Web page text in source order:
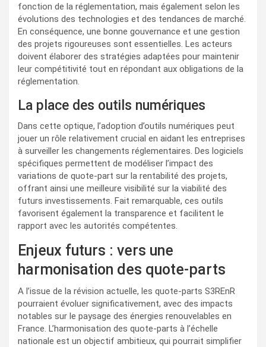
fonction de la réglementation, mais également selon les
évolutions des technologies et des tendances de marché.
En conséquence, une bonne gouvernance et une gestion
des projets rigoureuses sont essentielles. Les acteurs
doivent élaborer des stratégies adaptées pour maintenir
leur compétitivité tout en répondant aux obligations de la
réglementation.
La place des outils numériques
Dans cette optique, l’adoption d’outils numériques peut
jouer un rôle relativement crucial en aidant les entreprises
à surveiller les changements réglementaires. Des logiciels
spécifiques permettent de modéliser l’impact des
variations de quote-part sur la rentabilité des projets,
offrant ainsi une meilleure visibilité sur la viabilité des
futurs investissements. Fait remarquable, ces outils
favorisent également la transparence et facilitent le
rapport avec les autorités compétentes.
Enjeux futurs : vers une
harmonisation des quote-parts
A l’issue de la révision actuelle, les quote-parts S3REnR
pourraient évoluer significativement, avec des impacts
notables sur le paysage des énergies renouvelables en
France. L’harmonisation des quote-parts à l’échelle
nationale est un objectif ambitieux, qui pourrait simplifier